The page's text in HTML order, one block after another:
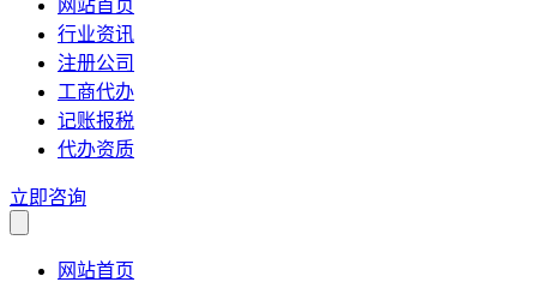
网站首页
行业资讯
注册公司
工商代办
记账报税
代办资质
立即咨询
网站首页